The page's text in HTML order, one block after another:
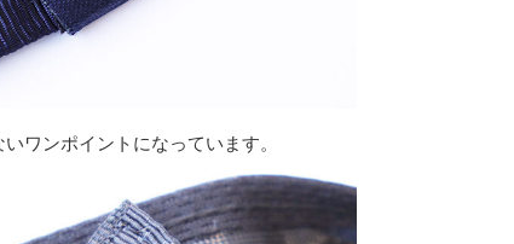
ワンポイントになっています。